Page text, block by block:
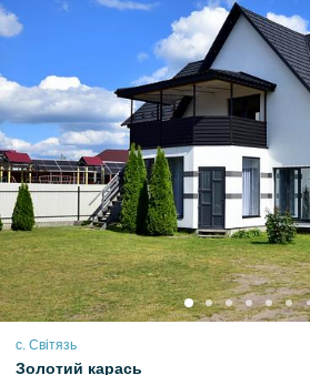
с. Світязь
Золотий карась